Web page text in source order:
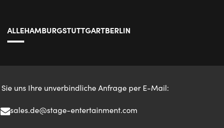
ALLEHAMBURGSTUTTGARTBERLIN
Sie uns Ihre unverbindliche Anfrage per E-Mail:
sales.de@stage-entertainment.com